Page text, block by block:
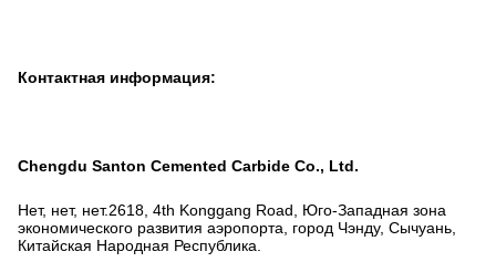
Контактная информация:
Chengdu Santon Cemented Carbide Co., Ltd.
Нет, нет, нет.2618, 4th Konggang Road, Юго-Западная зона
экономического развития аэропорта, город Чэнду, Сычуань,
Китайская Народная Республика.